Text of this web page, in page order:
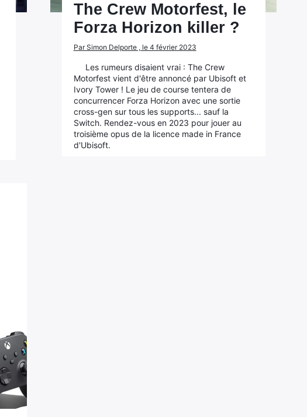
The Crew Motorfest, le
Forza Horizon killer ?
Par Simon Delporte , le 4 février 2023
Les rumeurs disaient vrai : The Crew
Motorfest vient d'être annoncé par Ubisoft et
Ivory Tower ! Le jeu de course tentera de
concurrencer Forza Horizon avec une sortie
cross-gen sur tous les supports... sauf la
Switch. Rendez-vous en 2023 pour jouer au
troisième opus de la licence made in France
d'Ubisoft.